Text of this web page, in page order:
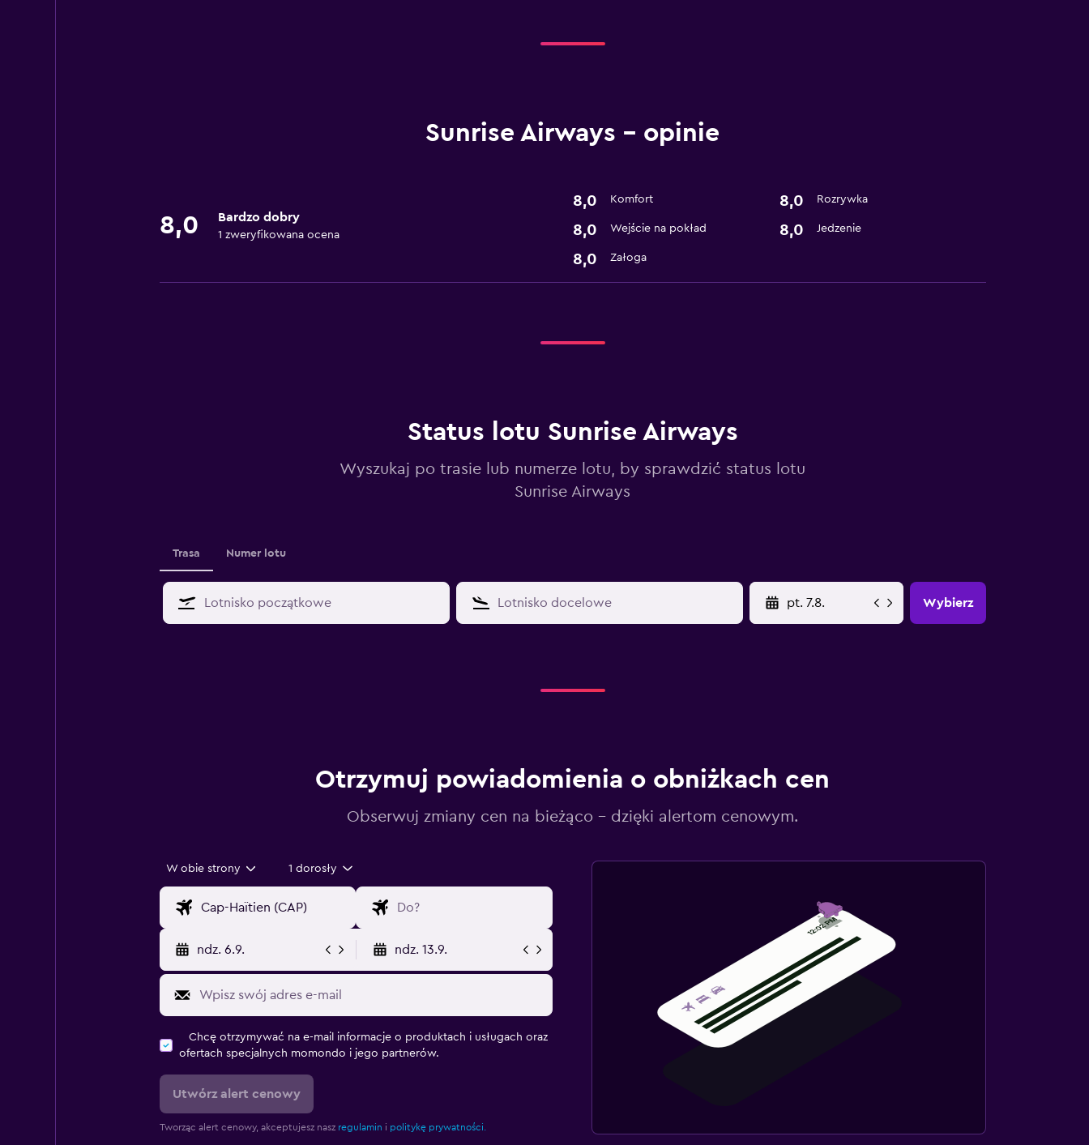
Sunrise Airways – opinie
8,0 Bardzo dobry
1 zweryfikowana ocena
8,0 Komfort 8,0 Rozrywka
8,0 Wejście na pokład 8,0 Jedzenie
8,0 Załoga
Status lotu Sunrise Airways
Wyszukaj po trasie lub numerze lotu, by sprawdzić status lotu
Sunrise Airways
Trasa Numer lotu
Wybierz
Otrzymuj powiadomienia o obniżkach cen
Obserwuj zmiany cen na bieżąco – dzięki alertom cenowym.
W obie strony 1 dorosły
ndz. 6.9. ndz. 13.9.
Chcę otrzymywać na e-mail informacje o produktach i usługach oraz
ofertach specjalnych momondo i jego partnerów.
Utwórz alert cenowy
Tworząc alert cenowy, akceptujesz nasz regulamin i politykę prywatności.